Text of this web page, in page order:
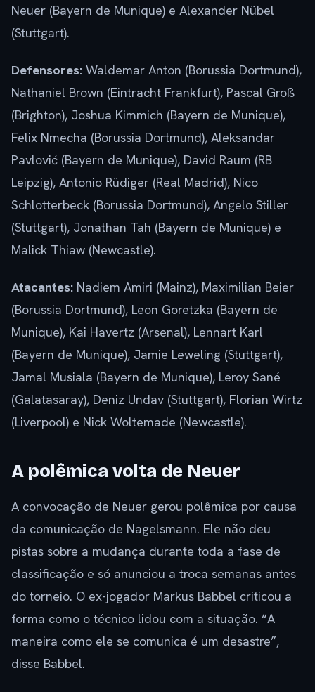
Neuer (Bayern de Munique) e Alexander Nübel
(Stuttgart).
Defensores: Waldemar Anton (Borussia Dortmund),
Nathaniel Brown (Eintracht Frankfurt), Pascal Groß
(Brighton), Joshua Kimmich (Bayern de Munique),
Felix Nmecha (Borussia Dortmund), Aleksandar
Pavlović (Bayern de Munique), David Raum (RB
Leipzig), Antonio Rüdiger (Real Madrid), Nico
Schlotterbeck (Borussia Dortmund), Angelo Stiller
(Stuttgart), Jonathan Tah (Bayern de Munique) e
Malick Thiaw (Newcastle).
Atacantes: Nadiem Amiri (Mainz), Maximilian Beier
(Borussia Dortmund), Leon Goretzka (Bayern de
Munique), Kai Havertz (Arsenal), Lennart Karl
(Bayern de Munique), Jamie Leweling (Stuttgart),
Jamal Musiala (Bayern de Munique), Leroy Sané
(Galatasaray), Deniz Undav (Stuttgart), Florian Wirtz
(Liverpool) e Nick Woltemade (Newcastle).
A polêmica volta de Neuer
A convocação de Neuer gerou polêmica por causa
da comunicação de Nagelsmann. Ele não deu
pistas sobre a mudança durante toda a fase de
classificação e só anunciou a troca semanas antes
do torneio. O ex-jogador Markus Babbel criticou a
forma como o técnico lidou com a situação. “A
maneira como ele se comunica é um desastre”,
disse Babbel.